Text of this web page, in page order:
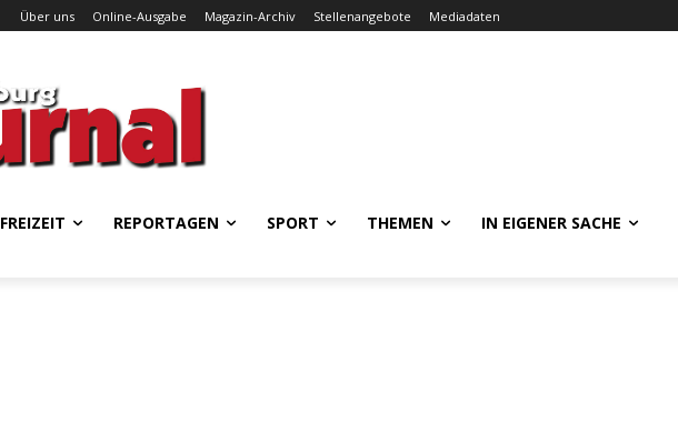
Über uns Online-Ausgabe Magazin-Archiv Stellenangebote Mediadaten
FREIZEIT REPORTAGEN SPORT THEMEN IN EIGENER SACHE